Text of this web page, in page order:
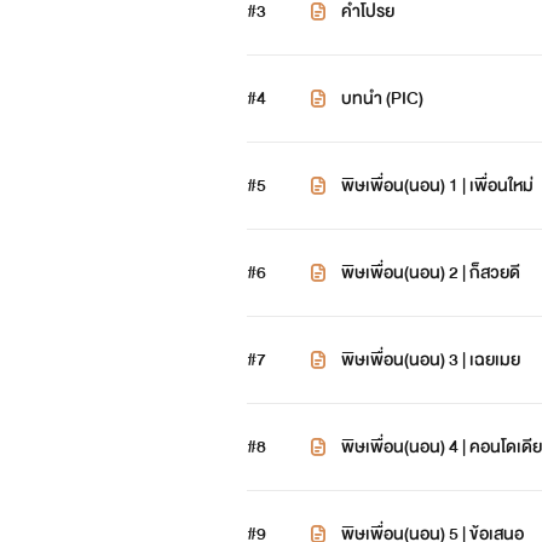
#3 คำโปรย
#4 บทนำ (PIC)
#5 พิษเพื่อน(นอน) 1 | เพื่อนใหม่
#6 พิษเพื่อน(นอน) 2 | ก็สวยดี
#7 พิษเพื่อน(นอน) 3 | เฉยเมย
#8 พิษเพื่อน(นอน) 4 | คอนโดเดี
#9 พิษเพื่อน(นอน) 5 | ข้อเสนอ